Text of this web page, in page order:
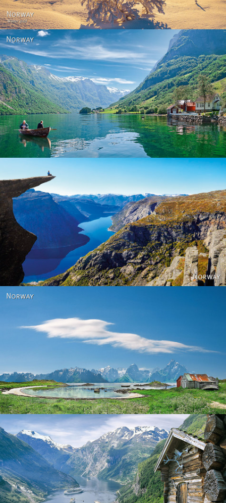
Norway
Norway
Norway - Geiranger